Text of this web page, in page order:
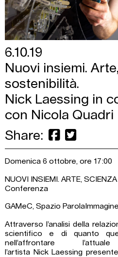
6.10.19
Nuovi insiemi.
sostenibilità.
Nick Laessing in
con Nicola Quadri
Share:
Domenica 6 ottobre, ore 17:00
NUOVI INSIEMI. ARTE,
Conferenza
GAMeC, Spazio ParolaImmagine
Attraverso l’analisi della
scientifico e di quanto
nell’affrontare
l’artista Nick Laessing